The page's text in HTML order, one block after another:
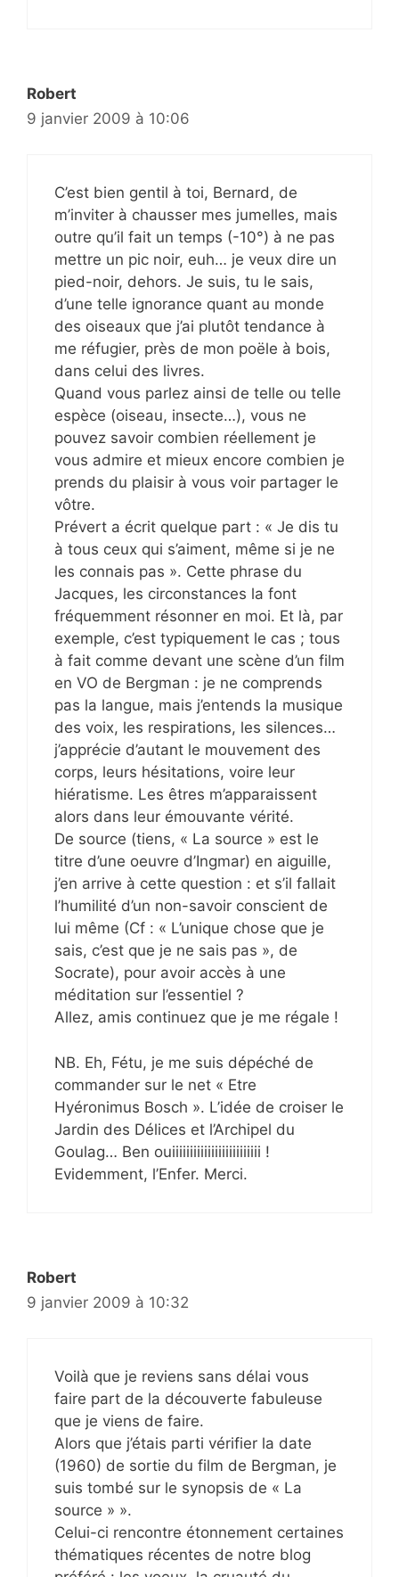
Robert
9 janvier 2009 à 10:06
C’est bien gentil à toi, Bernard, de
m’inviter à chausser mes jumelles, mais
outre qu’il fait un temps (-10°) à ne pas
mettre un pic noir, euh… je veux dire un
pied-noir, dehors. Je suis, tu le sais,
d’une telle ignorance quant au monde
des oiseaux que j’ai plutôt tendance à
me réfugier, près de mon poële à bois,
dans celui des livres.
Quand vous parlez ainsi de telle ou telle
espèce (oiseau, insecte…), vous ne
pouvez savoir combien réellement je
vous admire et mieux encore combien je
prends du plaisir à vous voir partager le
vôtre.
Prévert a écrit quelque part : « Je dis tu
à tous ceux qui s’aiment, même si je ne
les connais pas ». Cette phrase du
Jacques, les circonstances la font
fréquemment résonner en moi. Et là, par
exemple, c’est typiquement le cas ; tous
à fait comme devant une scène d’un film
en VO de Bergman : je ne comprends
pas la langue, mais j’entends la musique
des voix, les respirations, les silences…
j’apprécie d’autant le mouvement des
corps, leurs hésitations, voire leur
hiératisme. Les êtres m’apparaissent
alors dans leur émouvante vérité.
De source (tiens, « La source » est le
titre d’une oeuvre d’Ingmar) en aiguille,
j’en arrive à cette question : et s’il fallait
l’humilité d’un non-savoir conscient de
lui même (Cf : « L’unique chose que je
sais, c’est que je ne sais pas », de
Socrate), pour avoir accès à une
méditation sur l’essentiel ?
Allez, amis continuez que je me régale !
NB. Eh, Fétu, je me suis dépéché de
commander sur le net « Etre
Hyéronimus Bosch ». L’idée de croiser le
Jardin des Délices et l’Archipel du
Goulag… Ben ouiiiiiiiiiiiiiiiiiiiiiiiii !
Evidemment, l’Enfer. Merci.
Robert
9 janvier 2009 à 10:32
Voilà que je reviens sans délai vous
faire part de la découverte fabuleuse
que je viens de faire.
Alors que j’étais parti vérifier la date
(1960) de sortie du film de Bergman, je
suis tombé sur le synopsis de « La
source » ».
Celui-ci rencontre étonnement certaines
thématiques récentes de notre blog